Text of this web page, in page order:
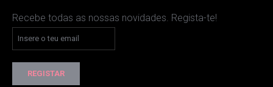
Recebe todas as nossas novidades. Regista-te!